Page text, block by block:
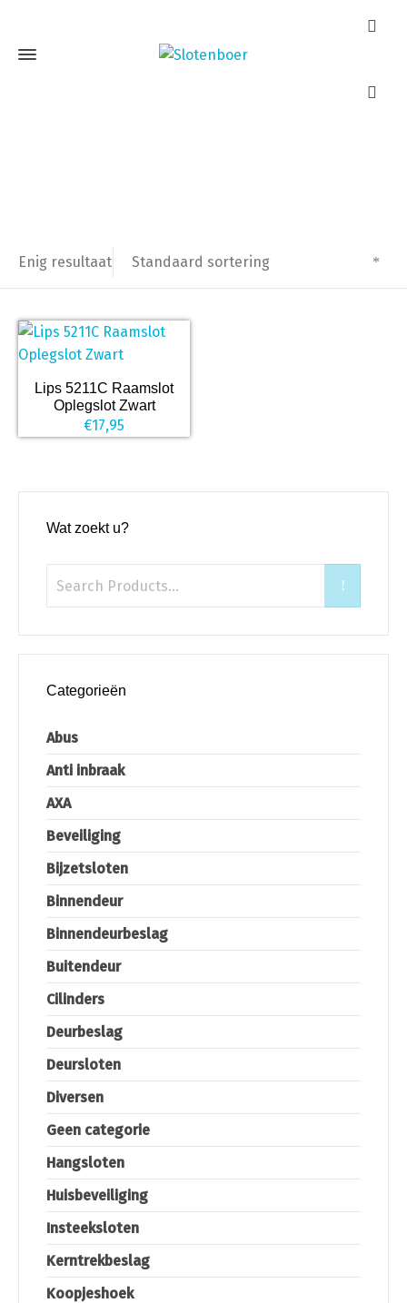
Enig resultaat Standaard sortering
Lips 5211C Raamslot
Oplegslot Zwart
€17,95
Wat zoekt u?
Categorieën
Abus
Anti inbraak
AXA
Beveiliging
Bijzetsloten
Binnendeur
Binnendeurbeslag
Buitendeur
Cilinders
Deurbeslag
Deursloten
Diversen
Geen categorie
Hangsloten
Huisbeveiliging
Insteeksloten
Kerntrekbeslag
Koopjeshoek